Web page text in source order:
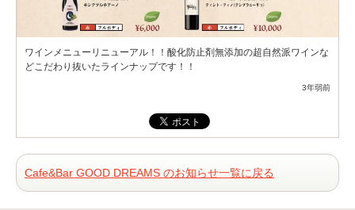
ワインメニューリニューアル！！酸化防止剤無添加の超自然派ワインな
どこだわり抜いたラインナップです！！
3年弱前
Cafe&Bar GOOD DREAMS のお知らせ一覧に戻る